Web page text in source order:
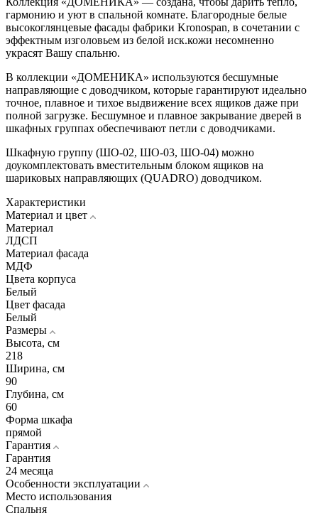
гармонию и уют в спальной комнате. Благородные белые
высокоглянцевые фасады фабрики Kronospan, в сочетании с
эффектным изголовьем из белой иск.кожи несомненно
украсят Вашу спальню.
В коллекции «ДОМЕНИКА» используются бесшумные
направляющие c доводчиком, которые гарантируют идеально
точное, плавное и тихое выдвижение всех ящиков даже при
полной загрузке. Бесшумное и плавное закрывание дверей в
шкафных группах обеспечивают петли с доводчиками.
Шкафную группу (ШО-02, ШО-03, ШО-04) можно
доукомплектовать вместительным блоком ящиков на
шариковых направляющих (QUADRO) доводчиком.
Характеристики
Материал и цвет
Материал
ЛДСП
Материал фасада
МДФ
Цвета корпуса
Белый
Цвет фасада
Белый
Размеры
Высота, см
218
Ширина, см
90
Глубина, см
60
Форма шкафа
прямой
Гарантия
Гарантия
24 месяца
Особенности эксплуатации
Место использования
Спальня